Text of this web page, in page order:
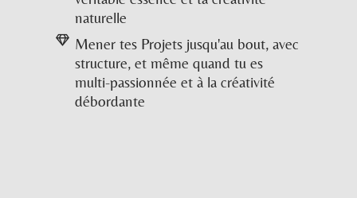
naturelle
Mener tes Projets jusqu'au bout, avec
structure, et même quand tu es
multi-passionnée et à la créativité
débordante